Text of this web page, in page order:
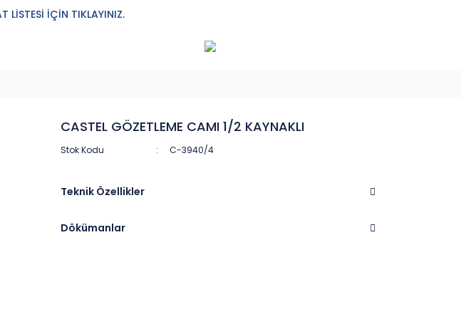
LİSTESİ İÇİN TIKLAYINIZ.
CASTEL GÖZETLEME CAMI 1/2 KAYNAKLI
Stok Kodu C-3940/4
Teknik Özellikler
Dökümanlar